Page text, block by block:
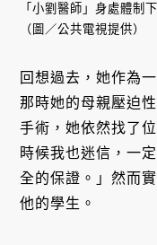
「小劉醫師」身處體制
（圖／公共電視提供）
回想過去，她作為
那時她的母親壓迫
手術，她依然找了
時候我也迷信，一
全的保證。」然而
他的學生。